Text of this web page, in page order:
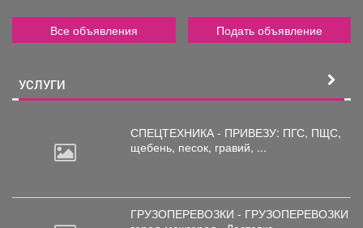
Все объявления Подать объявление
УСЛУГИ
СПЕЦТЕХНИКА - ПРИВЕЗУ: ПГС, ПЩС,
щебень, песок, гравий, ...
ГРУЗОПЕРЕВОЗКИ - ГРУЗОПЕРЕВОЗКИ